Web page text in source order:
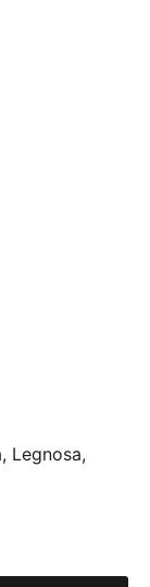
Legnosa,